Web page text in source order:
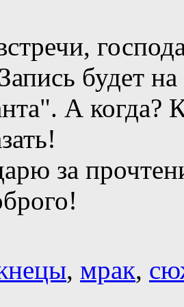
будет
А когда?
за
, мрак,